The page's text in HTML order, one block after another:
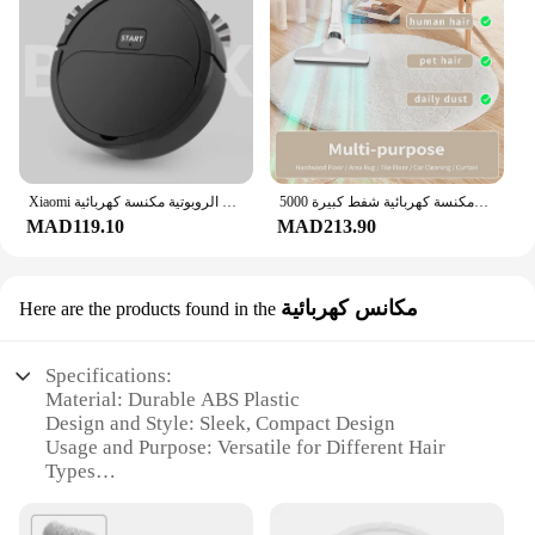
Xiaomi التلقائي المحمولة البسيطة المنزل الطابق الروبوتية مكنسة كهربائية USB قابلة للشحن الرطب الجاف ثلاثة في واحد آلة كنس المنزل جديد
MAD119.10
مكنسة كهربائية شفط كبيرة 5000Pa USB قابلة للشحن مكنسة كهربائية محمولة باليد بقدرة 2400 مللي أمبير في الساعة للمنزل والسيارة
MAD213.90
Here are the products found in the مكانس كهربائية
Specifications:
Material: Durable ABS Plastic
Design and Style: Sleek, Compact Design
Usage and Purpose: Versatile for Different Hair
Types
Technology